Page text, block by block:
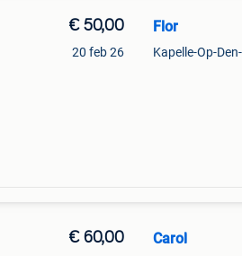
€ 50,00
20 feb 26
Flor
€ 60,00 Carol